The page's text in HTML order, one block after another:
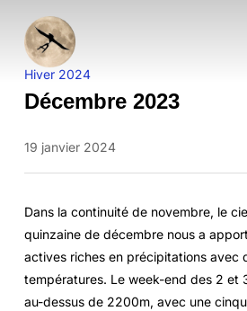
Hiver 2024
Décembre 2023
19 janvier 2024
Dans la continuité de novembre, le
quinzaine de décembre nous a
actives riches en précipitations avec
températures. Le week-end des 2 et
au-dessus de 2200m, avec une